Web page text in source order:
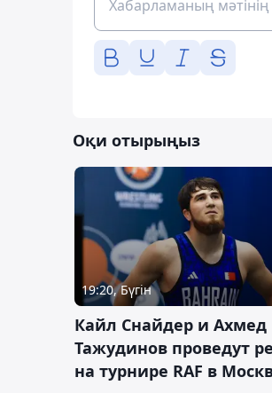
Оқи отырыңыз
19:20, Бүгін
Кайл Снайдер и Ахмед
Тажудинов проведут
на турнире RAF в